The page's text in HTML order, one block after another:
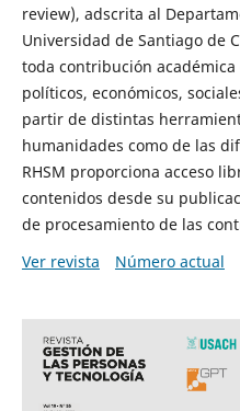
review), adscrita al
Universidad de Santiago de
toda contribución
políticos, económicos,
partir de distintas
humanidades como de las
RHSM proporciona acceso
contenidos desde su
de procesamiento de las
Ver revista
Número actual